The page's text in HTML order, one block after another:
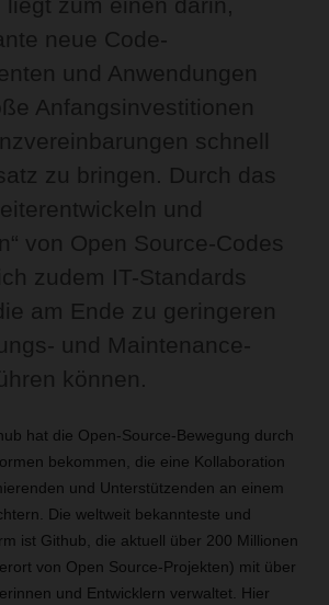
neue Code-
und Anwendungen
Anfangsinvestitionen
schnell
zu bringen. Durch das
und
von Open Source-Codes
zudem IT-Standards
am Ende zu geringeren
und Maintenance-
können.
hat die Open-Source-Bewegung durch
bekommen, die eine Kollaboration
und Unterstützenden an einem
Die weltweit bekannteste und
ist Github, die aktuell über 200 Millionen
von Open Source-Projekten) mit über
und Entwicklern verwaltet. Hier